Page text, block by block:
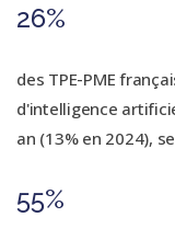
26%
des TPE-PME
d'intelligence
an (13% en 2024),
55%